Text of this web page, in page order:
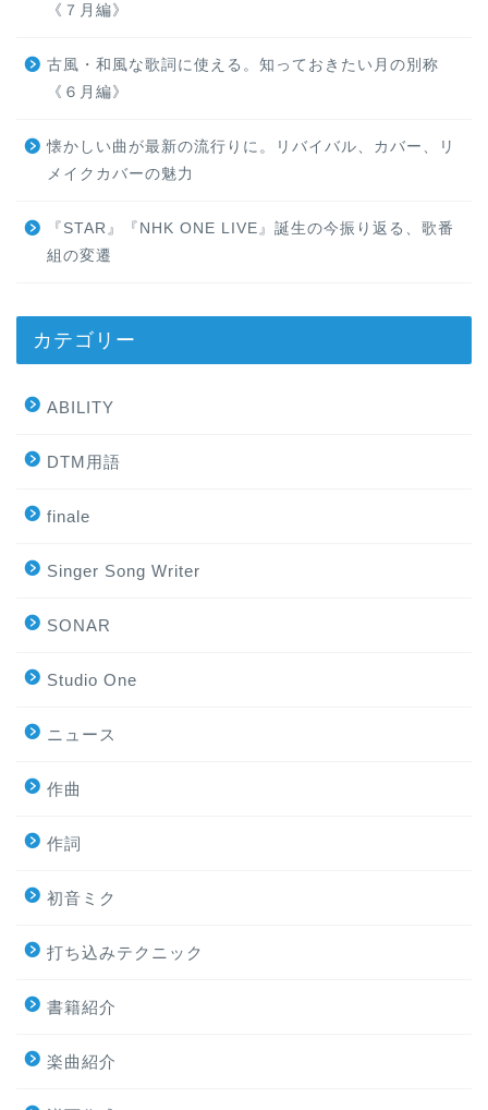
《７月編》
古風・和風な歌詞に使える。知っておきたい月の別称
《６月編》
懐かしい曲が最新の流行りに。リバイバル、カバー、リ
メイクカバーの魅力
『STAR』『NHK ONE LIVE』誕生の今振り返る、歌番
組の変遷
カテゴリー
ABILITY
DTM用語
finale
Singer Song Writer
SONAR
Studio One
ニュース
作曲
作詞
初音ミク
打ち込みテクニック
書籍紹介
楽曲紹介